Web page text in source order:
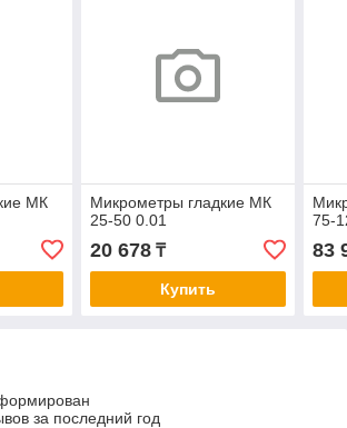
МК
Микрометры гладкие МК
25-50 0.01
20 678₸
Купить
75-
83
за последний год